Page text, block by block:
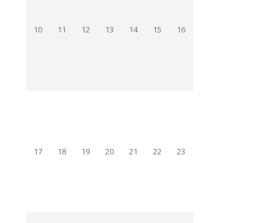
10 11 12 13 14 15 16
17 18 19 20 21 22 23